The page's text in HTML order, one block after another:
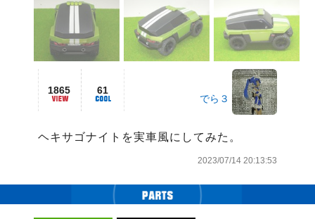
1865 61
でら３
ヘキサゴナイトを実車風にしてみた。
2023/07/14 20:13:53